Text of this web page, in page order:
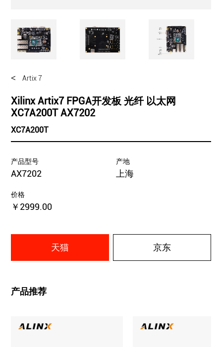
< Artix 7
Xilinx Artix7 FPGA开发板 光纤 以太网
XC7A200T AX7202
XC7A200T
产品型号
AX7202
产地
上海
价格
￥2999.00
天猫 京东
产品推荐